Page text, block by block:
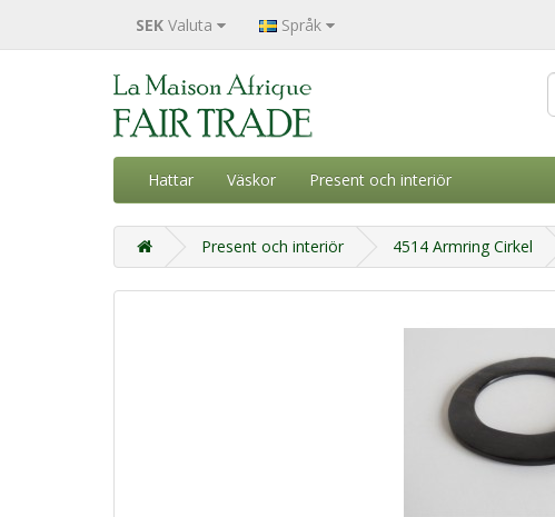
SEK Valuta Språk
Hattar Väskor Present och interiör
Present och interiör 4514 Armring Cirkel